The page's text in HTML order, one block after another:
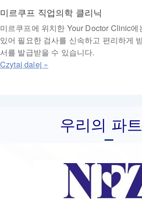
미르쿠프 직업의학 클리닉
미르쿠프에 위치한 Your Doctor Clinic에
있어 필요한 검사를 신속하고 편리하게
서를 발급받을 수 있습니다.
우리의 파